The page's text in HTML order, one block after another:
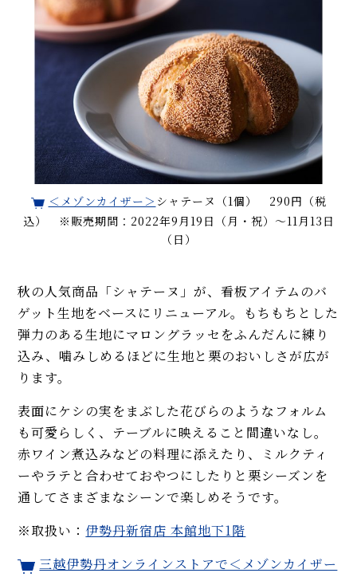
＜メゾンカイザー＞ シャテーヌ（1個） 290円（税
込） ※販売期間：2022年9月19日（月・祝）～11月13日
（日）
秋の人気商品「シャテーヌ」が、看板アイテムのバ
ゲット生地をベースにリニューアル。もちもちとした
弾力のある生地にマロングラッセをふんだんに練り
込み、噛みしめるほどに生地と栗のおいしさが広が
ります。
表面にケシの実をまぶした花びらのようなフォルム
も可愛らしく、テーブルに映えること間違いなし。
赤ワイン煮込みなどの料理に添えたり、ミルクティ
ーやラテと合わせておやつにしたりと栗シーズンを
通してさまざまなシーンで楽しめそうです。
※取扱い： 伊勢丹新宿店 本館地下1階
三越伊勢丹オンラインストアで＜メゾンカイザー